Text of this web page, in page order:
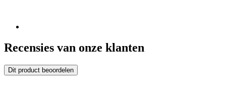
Recensies van onze klanten
Dit product beoordelen